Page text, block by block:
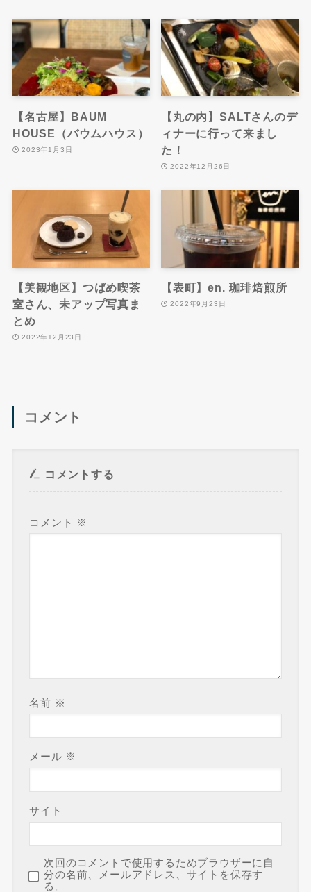
【名古屋】BAUM
HOUSE（バウムハウス）
2023年1月3日
【丸の内】SALTさんのデ
ィナーに行って来まし
た！
2022年12月26日
【美観地区】つばめ喫茶
室さん、未アップ写真ま
とめ
2022年12月23日
【表町】en. 珈琲焙煎所
2022年9月23日
コメント
コメントする
コメント ※
名前 ※
メール ※
サイト
次回のコメントで使用するためブラウザーに自
分の名前、メールアドレス、サイトを保存す
る。